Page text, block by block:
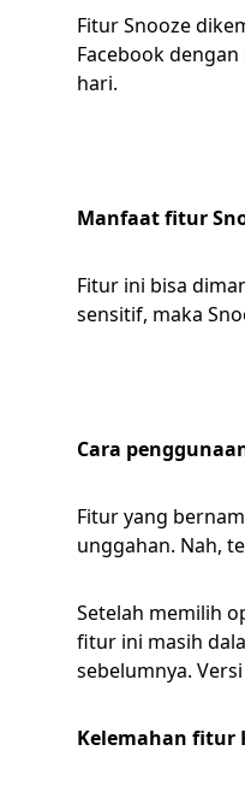
Fitur Snooze
Facebook
hari.
Manfaat fitur
Fitur ini bisa
sensitif, maka
Cara
Fitur yang
unggahan. Nah,
Setelah memilih
fitur ini masih
sebelumnya.
Kelemahan fitur